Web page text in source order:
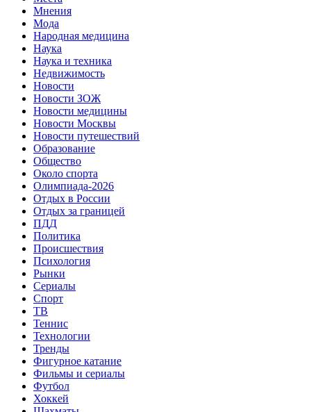
Мнения
Мода
Народная медицина
Наука
Наука и техника
Недвижимость
Новости
Новости ЗОЖ
Новости медицины
Новости Москвы
Новости путешествий
Образование
Общество
Около спорта
Олимпиада-2026
Отдых в России
Отдых за границей
ПДД
Политика
Происшествия
Психология
Рынки
Сериалы
Спорт
ТВ
Теннис
Технологии
Тренды
Фигурное катание
Фильмы и сериалы
Футбол
Хоккей